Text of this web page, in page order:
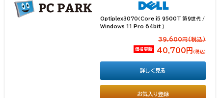
Optiplex3070（Core i5 9500T 第9世代 /
Windows 11 Pro 64bit ）
39,600円(税込）
価格更新 40,700円 （税込）
お気入り登録
詳しく見る